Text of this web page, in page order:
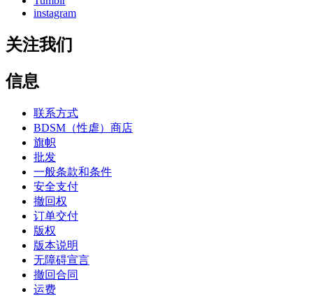
instagram
关注我们
信息
联系方式
BDSM（性虐）商店
旗帜
批发
一般条款和条件
安全支付
撤回权
订单交付
版权
版本说明
无障碍宣言
撤回合同
运费